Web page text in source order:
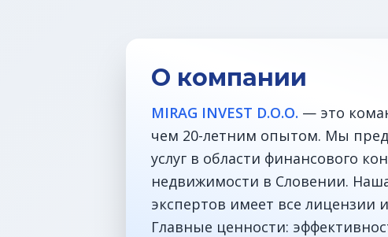
О компании
MIRAG INVEST D.O.O. — это
чем 20-летним опытом. Мы
услуг в области финансового
недвижимости в Словении.
экспертов имеет все лицензии
Главные ценности: